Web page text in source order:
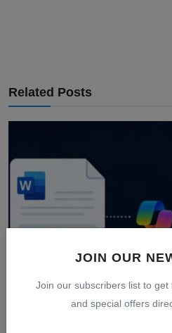
JOIN OUR
Join our subscribers list to
and special offers
Related Posts